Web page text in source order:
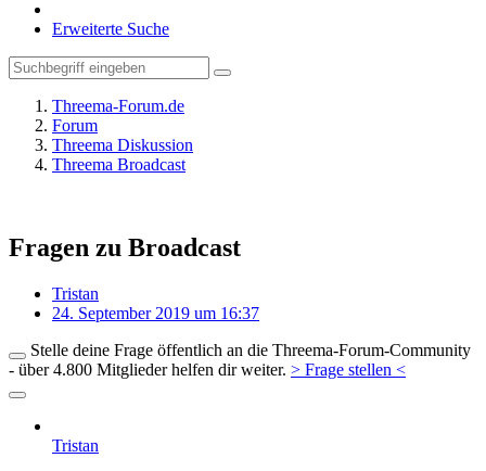
Erweiterte Suche
Threema-Forum.de
Forum
Threema Diskussion
Threema Broadcast
Fragen zu Broadcast
Tristan
24. September 2019 um 16:37
Stelle deine Frage öffentlich an die Threema-Forum-Community
- über 4.800 Mitglieder helfen dir weiter. > Frage stellen <
Tristan